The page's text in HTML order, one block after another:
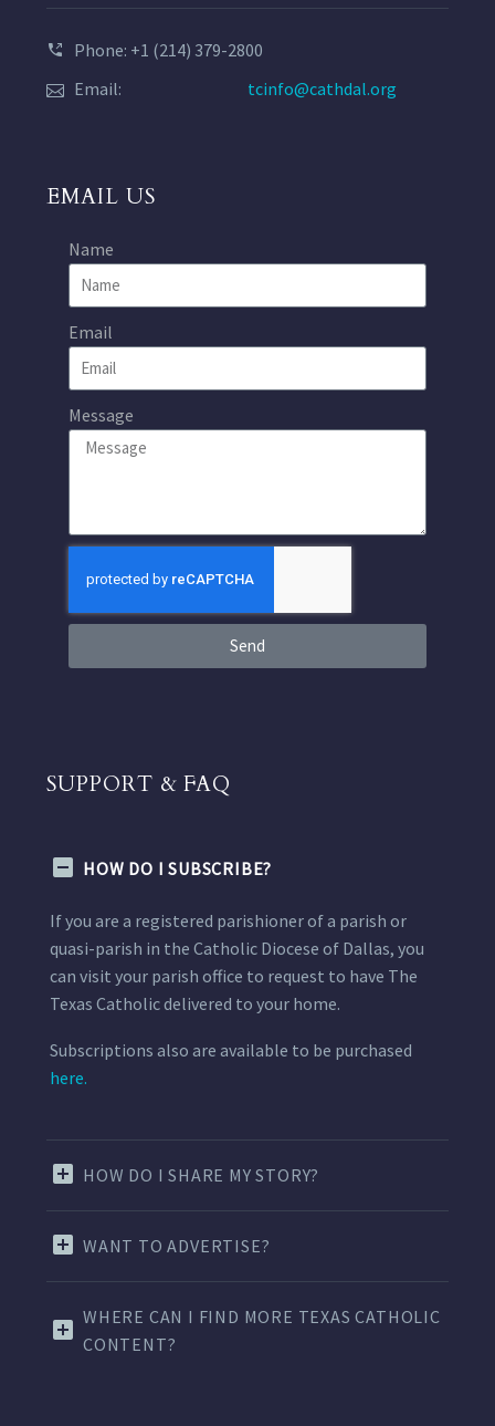
Phone: +1 (214) 379-2800
Email:
tcinfo@cathdal.org
EMAIL US
Name
Email
Message
Send
SUPPORT & FAQ
HOW DO I SUBSCRIBE?
If you are a registered parishioner of a parish or
quasi-parish in the Catholic Diocese of Dallas, you
can visit your parish office to request to have The
Texas Catholic delivered to your home.
Subscriptions also are available to be purchased
here.
HOW DO I SHARE MY STORY?
WANT TO ADVERTISE?
WHERE CAN I FIND MORE TEXAS CATHOLIC
CONTENT?